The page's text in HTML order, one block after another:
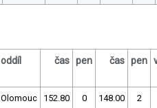
oddíl čas pen čas pen
Olomouc 152.80 0 148.00 2